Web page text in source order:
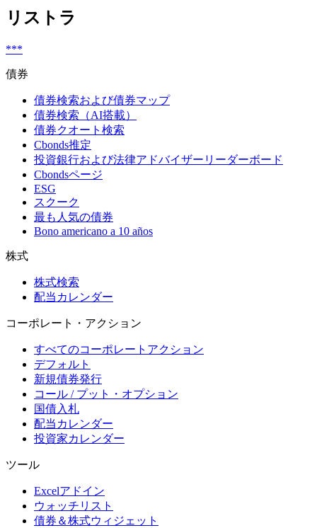
リストラ
***
債券
債券検索および債券マップ
債券検索（AI搭載）
債券クオート検索
Cbonds推定
投資銀行および法律アドバイザーリーダーボード
Cbondsページ
ESG
スクーク
最も人気の債券
Bono americano a 10 años
株式
株式検索
配当カレンダー
コーポレート・アクション
すべてのコーポレートアクション
デフォルト
新規債券発行
コール / プット・オプション
国債入札
配当カレンダー
投資家カレンダー
ツール
Excelアドイン
ウォッチリスト
債券＆株式ウィジェット